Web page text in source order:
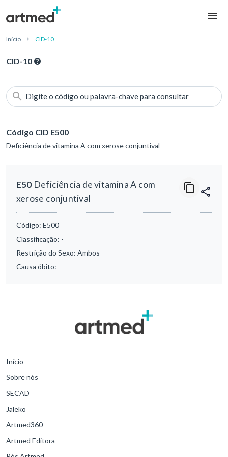
Início CID-10
CID-10
Digite o código ou palavra-chave para consultar
Código CID E500
Deficiência de vitamina A com xerose conjuntival
E50Deficiência de vitamina A com
xerose conjuntival
Código: E500
Classificação: -
Restrição do Sexo: Ambos
Causa óbito: -
Início
Sobre nós
SECAD
Jaleko
Artmed360
Artmed Editora